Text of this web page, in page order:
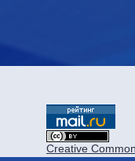
Creative